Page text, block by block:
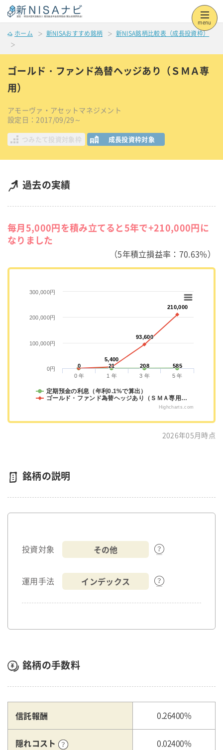
menu
ホーム 新NISAおすすめ銘柄 新NISA銘柄比較表（成長投資枠）
ゴールド・ファンド為替ヘッジあり（ＳＭＡ専
用）
アモーヴァ・アセットマネジメント
設定日：2017/09/29～
つみたて投資対象枠 成長投資枠対象
過去の実績
毎月5,000円を積み立てると5年で+210,000円に
なりました
（5年積立損益率：70.63%）
0
0 21
21 208
208 585
585
5,400
5,400
93,600
93,600
210,000
210,000
定期預金の利息（年利0.1%で算出）
ゴールド・ファンド為替ヘッジあり（ＳＭＡ専用…
0 年 1 年 3 年 5 年
0円
100,000円
200,000円
300,000円
Highcharts.com
2026年05月時点
銘柄の説明
投資対象 その他
運用手法 インデックス
銘柄の手数料
信託報酬 0.26400%
隠れコスト 0.02400%